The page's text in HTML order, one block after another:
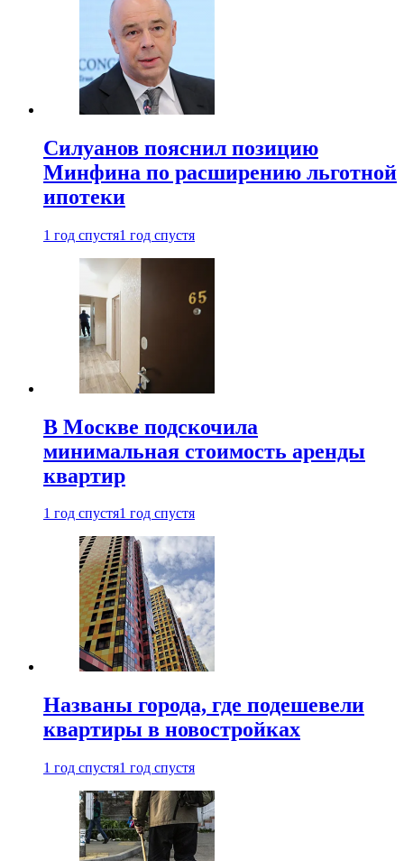
Силуанов пояснил позицию
Минфина по расширению льготной
ипотеки
1 год спустя1 год спустя
В Москве подскочила
минимальная стоимость аренды
квартир
1 год спустя1 год спустя
Названы города, где подешевели
квартиры в новостройках
1 год спустя1 год спустя